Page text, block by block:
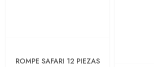
ROMPE SAFARI 12 PIEZAS